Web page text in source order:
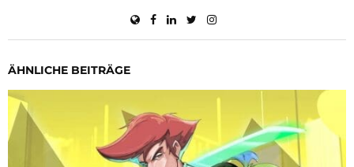
ÄHNLICHE BEITRÄGE